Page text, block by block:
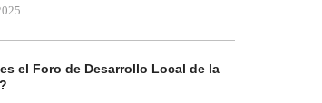
el Foro de Desarrollo Local de la